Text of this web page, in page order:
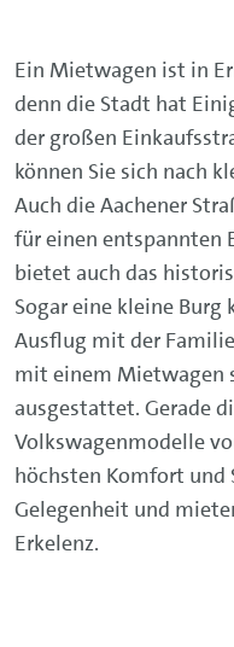
Ein Mietwagen ist in
denn die Stadt hat
der großen
können Sie sich nach
Auch die Aachener
für einen entspannten
bietet auch das
Sogar eine kleine Burg
Ausflug mit der
mit einem Mietwagen
ausgestattet. Gerade
Volkswagenmodelle
höchsten Komfort und
Gelegenheit und
Erkelenz.